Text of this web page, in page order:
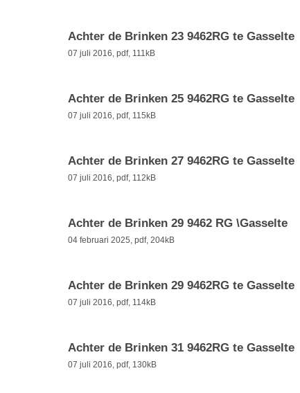
Achter de Brinken 23 9462RG te Gasselte
07 juli 2016, pdf, 111kB
Achter de Brinken 25 9462RG te Gasselte
07 juli 2016, pdf, 115kB
Achter de Brinken 27 9462RG te Gasselte
07 juli 2016, pdf, 112kB
Achter de Brinken 29 9462 RG \Gasselte
04 februari 2025, pdf, 204kB
Achter de Brinken 29 9462RG te Gasselte
07 juli 2016, pdf, 114kB
Achter de Brinken 31 9462RG te Gasselte
07 juli 2016, pdf, 130kB